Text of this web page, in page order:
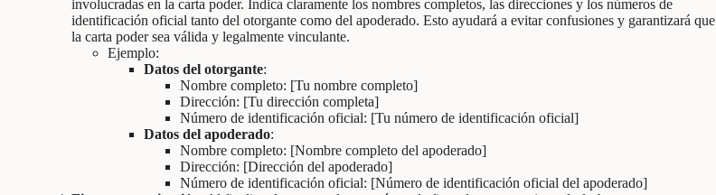
involucradas en la carta poder. Indica claramente los nombres completos, las direcciones y los números de
identificación oficial tanto del otorgante como del apoderado. Esto ayudará a evitar confusiones y garantizará que
la carta poder sea válida y legalmente vinculante.
Ejemplo:
Datos del otorgante:
Nombre completo: [Tu nombre completo]
Dirección: [Tu dirección completa]
Número de identificación oficial: [Tu número de identificación oficial]
Datos del apoderado:
Nombre completo: [Nombre completo del apoderado]
Dirección: [Dirección del apoderado]
Número de identificación oficial: [Número de identificación oficial del apoderado]